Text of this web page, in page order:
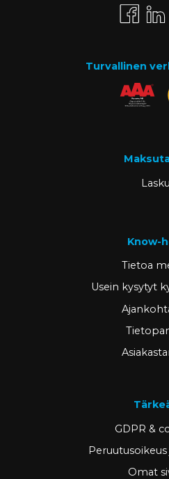
Turvallinen
Lasku
Know-
Tietoa
Usein kysytyt
GDPR &
Omat